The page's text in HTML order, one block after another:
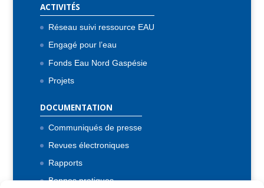
ACTIVITÉS
Réseau suivi ressource EAU
Engagé pour l’eau
Fonds Eau Nord Gaspésie
Projets
DOCUMENTATION
Communiqués de presse
Revues électroniques
Rapports
Bonnes pratiques